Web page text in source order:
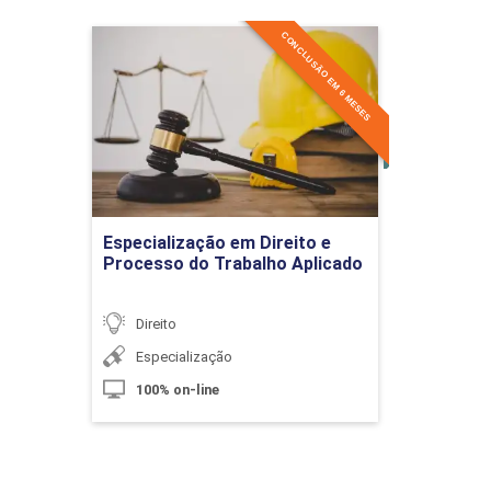
10h
Teoria Geral das Provas no Processo
Penal
Jurisdição e Competência Penal
Especialização em Direito e
Processo do Trabalho Aplicado
CONCLUSÃO EM 6 MESES
Direito
Especialização
100% on-line
Especialização em Direito e
Processo do Trabalho
Aplicado
Detalhes do curso